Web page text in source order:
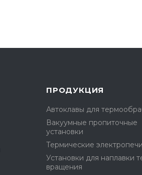
ПРОДУКЦИЯ
Автоклавы для
Вакуумные пропиточные
установки
Термические электропечи
Установки для наплавки
вращения